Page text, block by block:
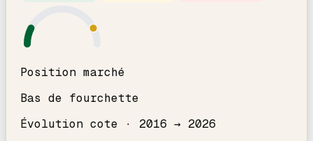
Position marché
Bas de fourchette
Évolution cote · 2016 → 2026